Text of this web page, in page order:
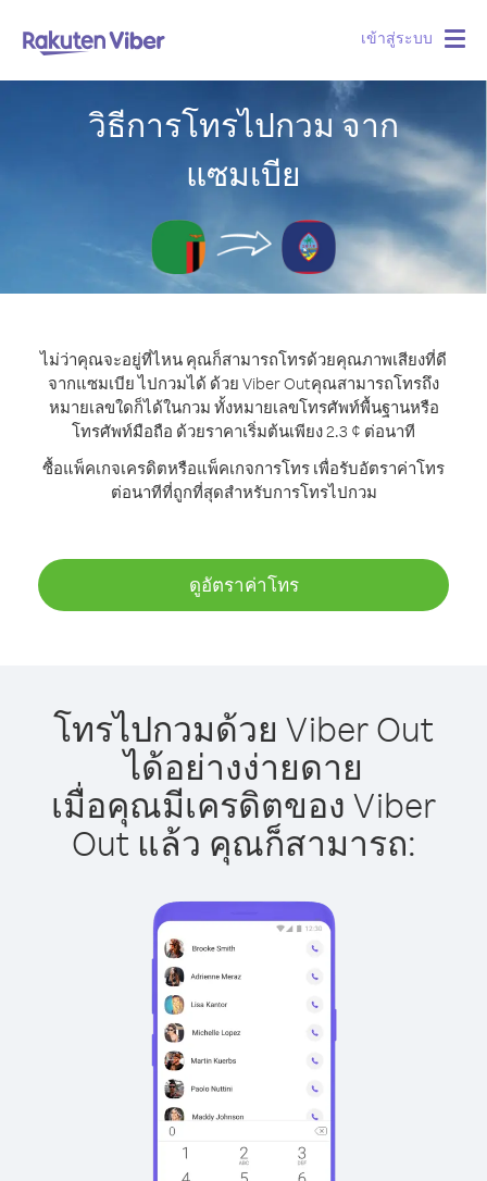
เข้าสู่ระบบ
วิธีการโทรไปกวม จาก
แซมเบีย
ไม่ว่าคุณจะอยู่ที่ไหน คุณก็สามารถโทรด้วยคุณภาพเสียงที่ดี
จากแซมเบีย ไปกวมได้ ด้วย Viber Outคุณสามารถโทรถึง
หมายเลขใดก็ได้ในกวม ทั้งหมายเลขโทรศัพท์พื้นฐานหรือ
โทรศัพท์มือถือ ด้วยราคาเริ่มต้นเพียง 2.3 ¢ ต่อนาที
ซื้อแพ็คเกจเครดิตหรือแพ็คเกจการโทร เพื่อรับอัตราค่าโทร
ต่อนาทีที่ถูกที่สุดสำหรับการโทรไปกวม
ดูอัตราค่าโทร
โทรไปกวมด้วย Viber Out
ได้อย่างง่ายดาย
เมื่อคุณมีเครดิตของ Viber
Out แล้ว คุณก็สามารถ: